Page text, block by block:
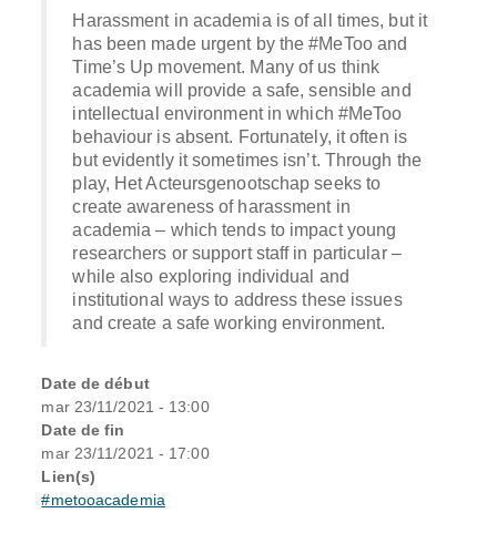
Harassment in academia is of all times, but it
has been made urgent by the #MeToo and
Time’s Up movement. Many of us think
academia will provide a safe, sensible and
intellectual environment in which #MeToo
behaviour is absent. Fortunately, it often is
but evidently it sometimes isn’t. Through the
play, Het Acteursgenootschap seeks to
create awareness of harassment in
academia – which tends to impact young
researchers or support staff in particular –
while also exploring individual and
institutional ways to address these issues
and create a safe working environment.
Date de début
mar 23/11/2021 - 13:00
Date de fin
mar 23/11/2021 - 17:00
Lien(s)
#metooacademia